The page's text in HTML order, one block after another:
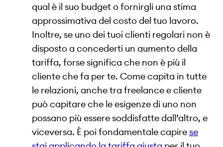
qual è il suo budget o fornirgli una stima
approssimativa del costo del tuo lavoro.
Inoltre, se uno dei tuoi clienti regolari non è
disposto a concederti un aumento della
tariffa, forse significa che non è più il
cliente che fa per te. Come capita in tutte
le relazioni, anche tra freelance e cliente
può capitare che le esigenze di uno non
possano più essere soddisfatte dall’altro, e
viceversa. È poi fondamentale capirese